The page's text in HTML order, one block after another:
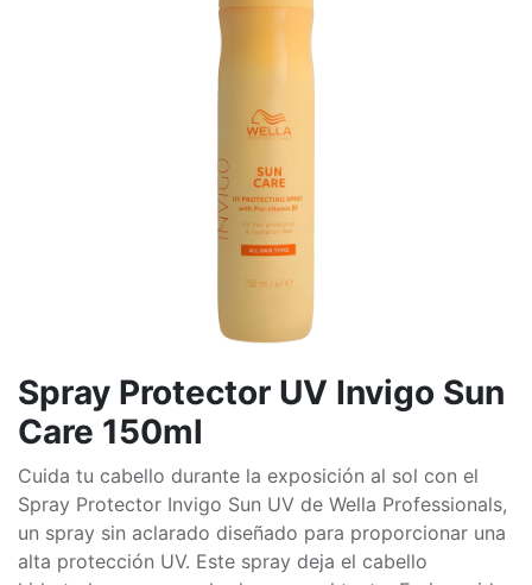
Spray Protector UV Invigo Sun
Care 150ml
Cuida tu cabello durante la exposición al sol con el
Spray Protector Invigo Sun UV de Wella Professionals,
un spray sin aclarado diseñado para proporcionar una
alta protección UV. Este spray deja el cabello